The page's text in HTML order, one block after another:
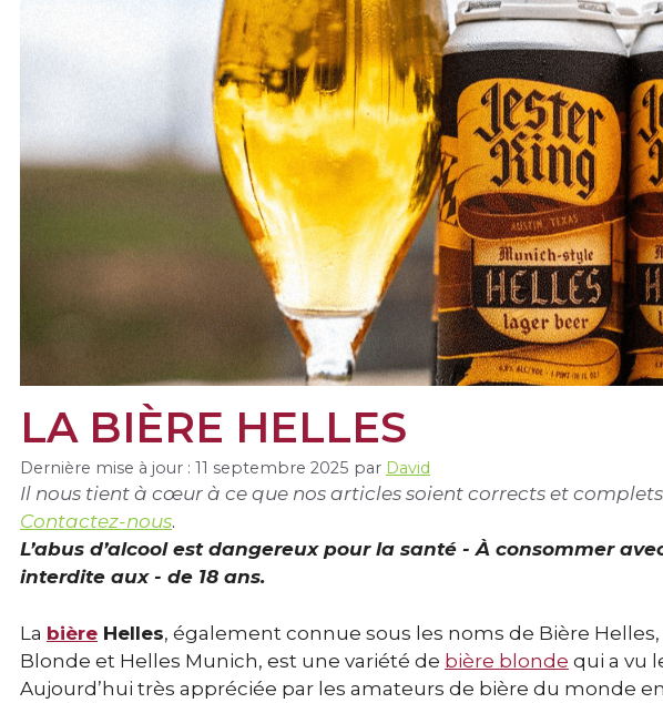
LA BIÈRE HELLES
Dernière mise à jour : 11 septembre 2025 par David
Il nous tient à cœur à ce que nos articles soient corrects et
Contactez-nous.
L’abus d’alcool est dangereux pour la santé - À consommer
interdite aux - de 18 ans.
La bière Helles, également connue sous les noms de Bière
Blonde et Helles Munich, est une variété de bière blonde qui a vu
Aujourd’hui très appréciée par les amateurs de bière du monde